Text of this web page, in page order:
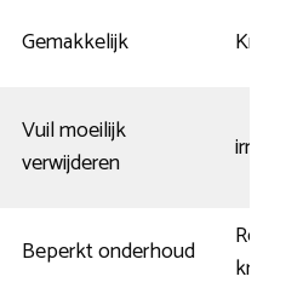
Gemakkelijk
Vuil moeilijk
verwijderen
Beperkt onderhoud